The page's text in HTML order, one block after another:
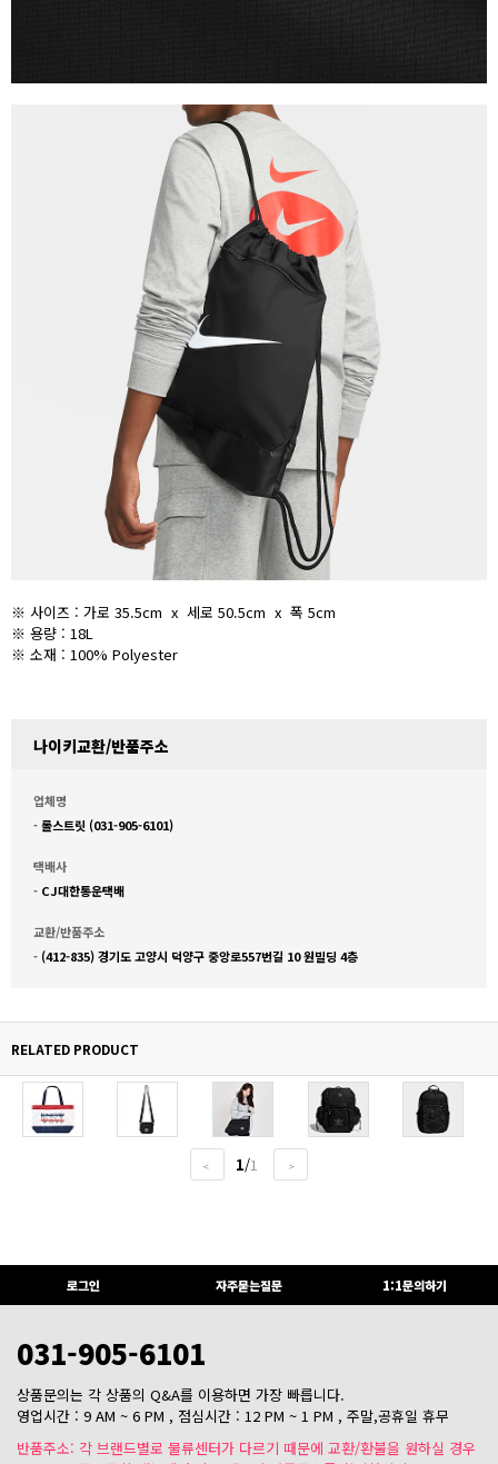
※ 사이즈 : 가로 35.5cm x 세로 50.5cm x 폭 5cm
※ 용량 : 18L
※ 소재 : 100% Polyester
나이키교환/반품주소
업체명
-롤스트릿 (031-905-6101)
택배사
- CJ대한통운택배
교환/반품주소
- (412-835) 경기도 고양시 덕양구 중앙로557번길 10 원빌딩 4층
RELATED PRODUCT
< 1/1 >
로그인 자주묻는질문 1:1문의하기
031-905-6101
상품문의는 각 상품의 Q&A를 이용하면 가장 빠릅니다.
영업시간 : 9 AM ~ 6 PM , 점심시간 : 12 PM ~ 1 PM , 주말,공휴일 휴무
반품주소: 각 브랜드별로 물류센터가 다르기 때문에 교환/환불을 원하실 경우